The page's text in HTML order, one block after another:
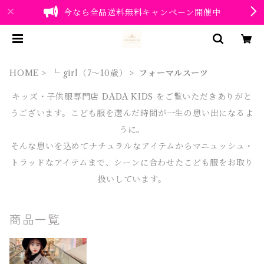
今なら全品送料無料キャンペーン開催中
HOME └ girl（7～10歳） フォーマルスーツ
キッズ・子供服専門店 DADA KIDS をご覧いただきありがと
うございます。こども服を選んだ時間が一生の思い出になるよ
うに。
そんな思いを込めてナチュラルなアイテムからマニュッシュ・
トラッドなアイテムまで、シーンに合わせたこども服をお取り
扱いしています。
商品一覧